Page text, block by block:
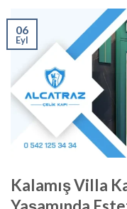
06
Eyl
Kalamış Villa